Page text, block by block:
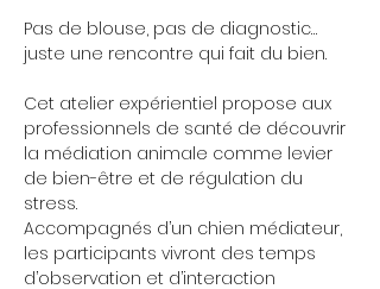
Pas de blouse, pas de diagnostic…
juste une rencontre qui fait du bien.
Cet atelier expérientiel propose aux
professionnels de santé de découvrir
la médiation animale comme levier
de bien-être et de régulation du
stress.
Accompagnés d’un chien médiateur,
les participants vivront des temps
d’observation et d’interaction